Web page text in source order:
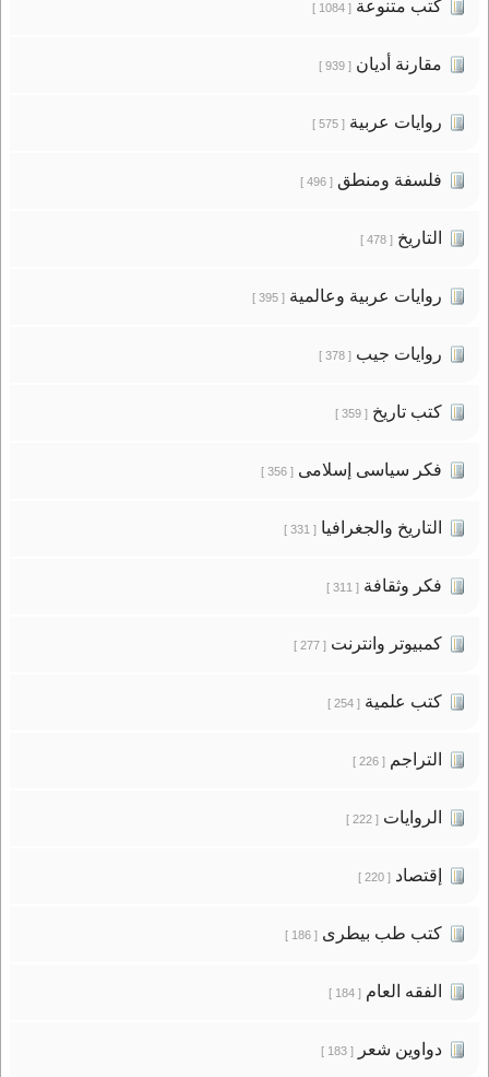
كتب متنوعة[ 1084 ]
مقارنة أديان[ 939 ]
روايات عربية[ 575 ]
فلسفة ومنطق[ 496 ]
التاريخ[ 478 ]
روايات عربية وعالمية[ 395 ]
روايات جيب[ 378 ]
كتب تاريخ[ 359 ]
فكر سياسى إسلامى[ 356 ]
التاريخ والجغرافيا[ 331 ]
فكر وثقافة[ 311 ]
كمبيوتر وانترنت[ 277 ]
كتب علمية[ 254 ]
التراجم[ 226 ]
الروايات[ 222 ]
إقتصاد[ 220 ]
كتب طب بيطرى[ 186 ]
الفقه العام[ 184 ]
دواوين شعر[ 183 ]